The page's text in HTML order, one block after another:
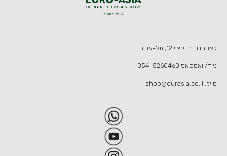
לאונרדו דה וינצ'י 12, תל-אביב
נייד/וואטסאפ 054-5260460
מייל: shop@eurasia.co.il